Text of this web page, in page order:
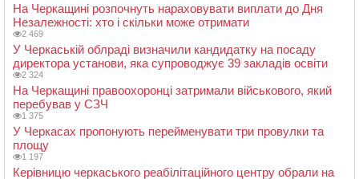
На Черкащині розпочнуть нараховувати виплати до Дня
Незалежності: хто і скільки може отримати
2 469
У Черкаській облраді визначили кандидатку на посаду
директора установи, яка супроводжує 39 закладів освіти
2 324
На Черкащині правоохоронці затримали військового, який
перебував у СЗЧ
1 375
У Черкасах пропонують перейменувати три провулки та
площу
1 197
Керівницю черкаського реабілітаційного центру обрали на